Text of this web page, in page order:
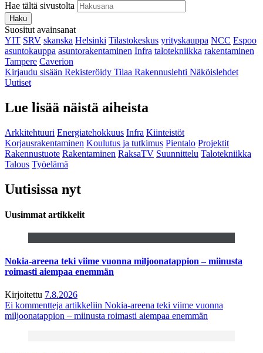
Hae tältä sivustolta
Haku
Suositut avainsanat
YIT SRV skanska Helsinki Tilastokeskus yrityskauppa NCC Espoo
asuntokauppa asuntorakentaminen Infra talotekniikka rakentaminen
Tampere Caverion
Kirjaudu sisään Rekisteröidy Tilaa Rakennuslehti Näköislehdet
Uutiset
Lue lisää näistä aiheista
Arkkitehtuuri Energiatehokkuus Infra Kiinteistöt
Korjausrakentaminen Koulutus ja tutkimus Pientalo Projektit
Rakennustuote Rakentaminen RaksaTV Suunnittelu Talotekniikka
Talous Työelämä
Uutisissa nyt
Uusimmat artikkelit
Nokia-areena teki viime vuonna miljoonatappion – miinusta
roimasti aiempaa enemmän
Kirjoitettu 7.8.2026
Ei kommentteja artikkeliin Nokia-areena teki viime vuonna
miljoonatappion – miinusta roimasti aiempaa enemmän